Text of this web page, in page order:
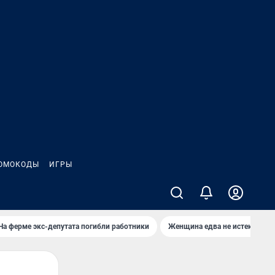
ИГРЫ
На ферме экс-депутата погибли работники Женщина едва не истекла